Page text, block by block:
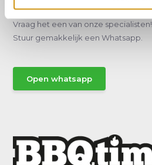
Hulp of advies nodig?
Vraag het een van onze specialisten!
Stuur gemakkelijk een Whatsapp.
Open whatsapp